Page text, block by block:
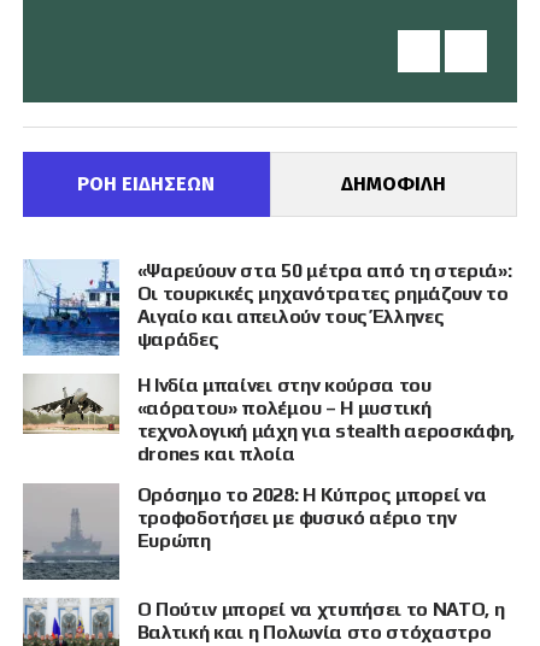
ΡΟΗ ΕΙΔΗΣΕΩΝ ΔΗΜΟΦΙΛΗ
«Ψαρεύουν στα 50 μέτρα από τη στεριά»:
Οι τουρκικές μηχανότρατες ρημάζουν το
Αιγαίο και απειλούν τους Έλληνες
ψαράδες
Η Ινδία μπαίνει στην κούρσα του
«αόρατου» πολέμου – Η μυστική
τεχνολογική μάχη για stealth αεροσκάφη,
drones και πλοία
Ορόσημο το 2028: Η Κύπρος μπορεί να
τροφοδοτήσει με φυσικό αέριο την
Ευρώπη
Ο Πούτιν μπορεί να χτυπήσει το ΝΑΤΟ, η
Βαλτική και η Πολωνία στο στόχαστρο